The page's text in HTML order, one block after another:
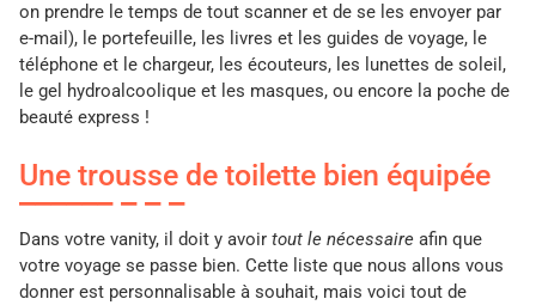
on prendre le temps de tout scanner et de se les envoyer par
e-mail), le portefeuille, les livres et les guides de voyage, le
téléphone et le chargeur, les écouteurs, les lunettes de soleil,
le gel hydroalcoolique et les masques, ou encore la poche de
beauté express !
Une trousse de toilette bien équipée
Dans votre vanity, il doit y avoir tout le nécessaire afin que
votre voyage se passe bien. Cette liste que nous allons vous
donner est personnalisable à souhait, mais voici tout de